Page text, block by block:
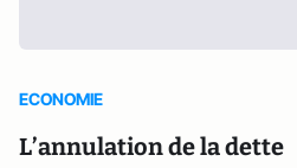
ECONOMIE
L’annulation de la dette